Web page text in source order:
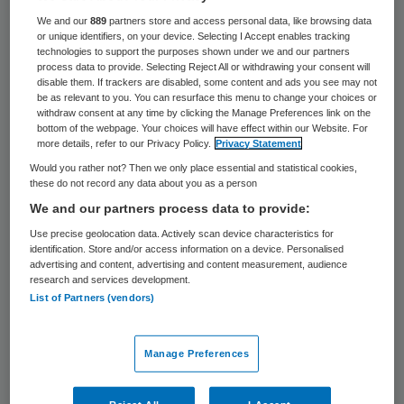
Het Openbaar Ministerie gaat een voormalig
hulpverlener van stichting De Einder, een
organisatie die mensen met een doodswens
helpt en begeleidt, niet vervolgen. Dat
maakte het OM dinsdag bekend.
De zaak draait rond gesprekken die het
SBS6-programma Undercover in Nederland
had met de betrokken hulpverlener. Een
journaliste van het televisieprogramma
deed zich in een uitzending voor als een
gaf dat ze zelfmoord wilde plegen.
Zonder veel omhaal zou de man de vrouw
We and our889 partners store and access personal data, like browsing data
or unique identifiers, on your device. Selecting I Accept enables tracking
technologies to support the purposes shown under we and our partners
process data to provide. Selecting Reject All or withdrawing your consent will
disable them. If trackers are disabled, some content and ads you see may not
be as relevant to you. You can resurface this menu to change your choices or
withdraw consent at any time by clicking the Manage Preferences link on the
bottom of the webpage. Your choices will have effect within our Website. For
more details, refer to our Privacy Policy.
Privacy Statement
Would you rather not? Then we only place essential and statistical cookies,
these do not record any data about you as a person
We and our partners process data to provide:
Use precise geolocation data. Actively scan device characteristics for
identification. Store and/or access information on a device. Personalised
advertising and content, advertising and content measurement, audience
research and services development.
List of Partners (vendors)
Manage Preferences